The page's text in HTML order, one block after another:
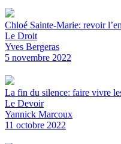
Chloé Sainte-Marie: revoir
Le Droit
Yves Bergeras
5 novembre 2022
La fin du silence: faire vivre
Le Devoir
Yannick Marcoux
11 octobre 2022